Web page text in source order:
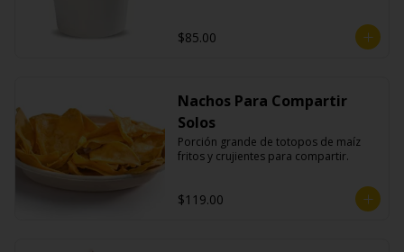
$85.00
Nachos Para Compartir
Solos
Porción grande de totopos de maíz
fritos y crujientes para compartir.
$119.00